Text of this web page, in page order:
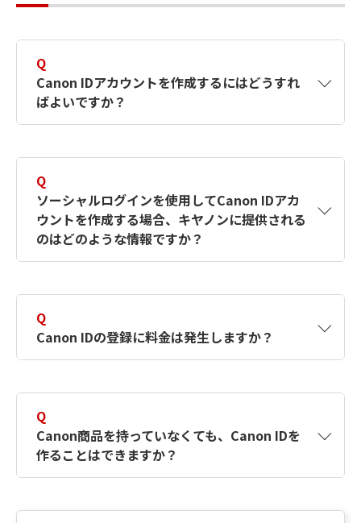
Q
Canon IDアカウントを作成するにはどうすれ
ばよいですか？
す。詳しい作成方法は【カメラ】Canon IDとは
何ですか？Canon IDの作成方法は？をご確認く
ださい。
Q
ソーシャルログインを使用してCanon IDアカ
ウントを作成する場合、キヤノンに提供される
のはどのような情報ですか？
択したサービスから取得します。アカウントを
簡単に作成できるように、この情報を使用して
Canon IDの登録フォームを入力します。
Q
Canon IDの登録に料金は発生しますか？
Q
Canon商品を持っていなくても、Canon IDを
作ることはできますか？